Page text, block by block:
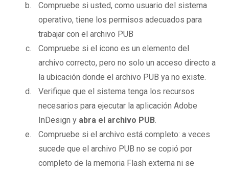
Compruebe si usted, como usuario del sistema
operativo, tiene los permisos adecuados para
trabajar con el archivo PUB
Compruebe si el icono es un elemento del
archivo correcto, pero no solo un acceso directo a
la ubicación donde el archivo PUB ya no existe.
Verifique que el sistema tenga los recursos
necesarios para ejecutar la aplicación Adobe
InDesign y abra el archivo PUB.
Compruebe si el archivo está completo: a veces
sucede que el archivo PUB no se copió por
completo de la memoria Flash externa ni se